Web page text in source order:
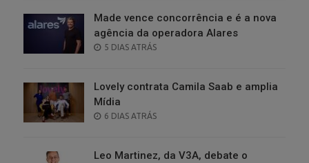
Made vence concorrência e é a nova
agência da operadora Alares
POSTED
5 DIAS ATRÁS
Lovely contrata Camila Saab e amplia
Mídia
POSTED
6 DIAS ATRÁS
Leo Martinez, da V3A, debate o